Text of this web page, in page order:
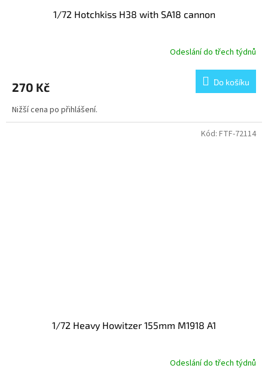
1/72 Hotchkiss H38 with SA18 cannon
Odeslání do třech týdnů
270 Kč Do košíku
Nižší cena po přihlášení.
1/72 Heavy Howitzer 155mm M1918 A1
Odeslání do třech týdnů
Kód: FTF-72114